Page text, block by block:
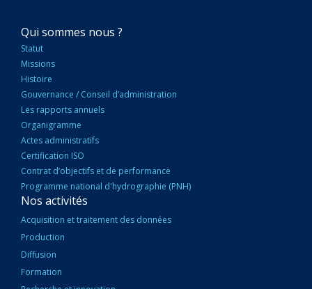
NAVIGATION
PRINCIPALE
Qui sommes nous ?
Statut
Missions
Histoire
Gouvernance / Conseil d’administration
Les rapports annuels
Organigramme
Actes administratifs
Certification ISO
Contrat d’objectifs et de performance
Programme national d'hydrographie (PNH)
Nos activités
Acquisition et traitement des données
Production
Diffusion
Formation